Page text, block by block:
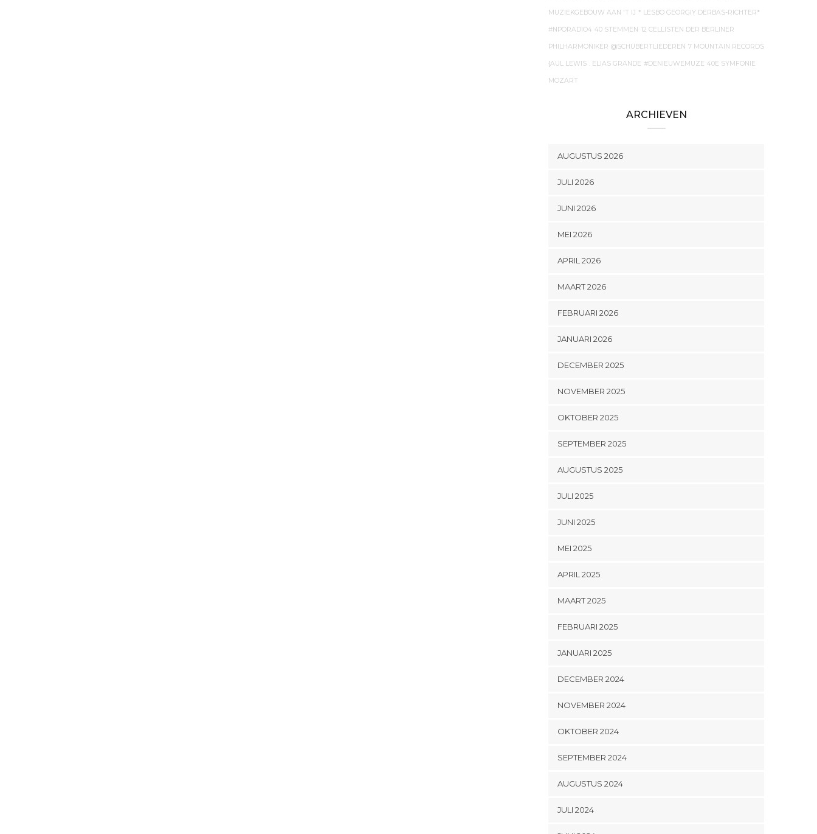
MUZIEKGEBOUW AAN 'T IJ * LESBO GEORGIY DERBAS-RICHTER*
#NPORADIO4 40 STEMMEN 12 CELLISTEN DER BERLINER
PHILHARMONIKER @SCHUBERTLIEDEREN 7 MOUNTAIN RECORDS
{AUL LEWIS . ELIAS GRANDE #DENIEUWEMUZE 40E SYMFONIE
MOZART
ARCHIEVEN
AUGUSTUS 2026
JULI 2026
JUNI 2026
MEI 2026
APRIL 2026
MAART 2026
FEBRUARI 2026
JANUARI 2026
DECEMBER 2025
NOVEMBER 2025
OKTOBER 2025
SEPTEMBER 2025
AUGUSTUS 2025
JULI 2025
JUNI 2025
MEI 2025
APRIL 2025
MAART 2025
FEBRUARI 2025
JANUARI 2025
DECEMBER 2024
NOVEMBER 2024
OKTOBER 2024
SEPTEMBER 2024
AUGUSTUS 2024
JULI 2024